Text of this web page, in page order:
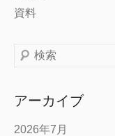
資料
検
アーカイブ
2026年7月